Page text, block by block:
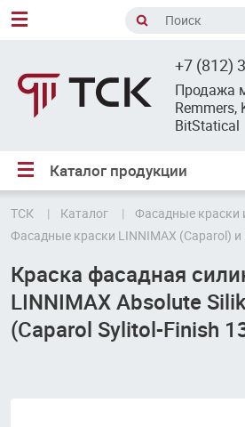
+7 (812)
Продажа
Remmers,
BitStatical
Каталог продукции
ТСК Каталог
Фасадные краски
Фасадные краски LINNIMAX (Caparol) и
Краска фасадная
LINNIMAX Absolute
(Caparol Sylitol-Finish